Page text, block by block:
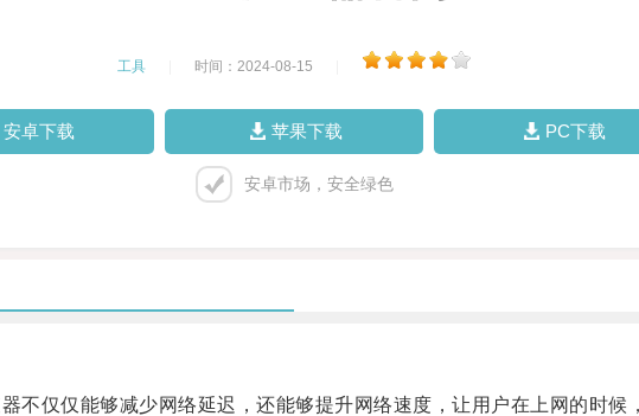
工具 时间：2024-08-15
安卓下载 苹果下载 PC下载
安卓市场，安全绿色
仅仅能够减少网络延迟，还能够提升网络速度，让用户在上网的时候